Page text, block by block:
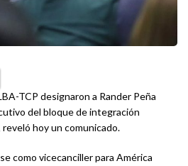
TCP designaron a Rander Peña
del bloque de integración
hoy un comunicado.
como vicecanciller para América